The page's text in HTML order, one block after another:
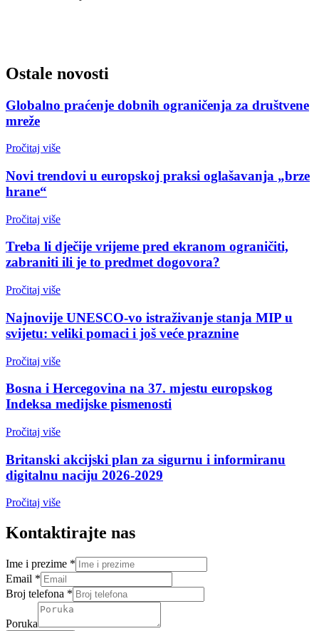
Ostale novosti
Globalno praćenje dobnih ograničenja za društvene
mreže
Pročitaj više
Novi trendovi u europskoj praksi oglašavanja „brze
hrane“
Pročitaj više
Treba li dječije vrijeme pred ekranom ograničiti,
zabraniti ili je to predmet dogovora?
Pročitaj više
Najnovije UNESCO-vo istraživanje stanja MIP u
svijetu: veliki pomaci i još veće praznine
Pročitaj više
Bosna i Hercegovina na 37. mjestu europskog
Indeksa medijske pismenosti
Pročitaj više
Britanski akcijski plan za sigurnu i informiranu
digitalnu naciju 2026-2029
Pročitaj više
Kontaktirajte nas
Ime i prezime *
Email *
Broj telefona *
Poruka